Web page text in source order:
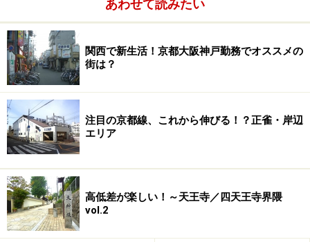
マンション管理の専門家を1回2,000円で派
遣
あわせて読みたい
関西で新生活！京都大阪神戸勤務でオススメの
街は？
注目の京都線、これから伸びる！？正雀・岸辺
エリア
高低差が楽しい！～天王寺／四天王寺界隈
vol.2